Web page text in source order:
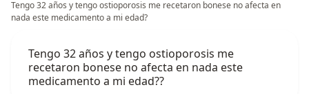
Tengo 32 años y tengo ostioporosis me recetaron bonese no afecta en
nada este medicamento a mi edad?
Tengo 32 años y tengo ostioporosis me
recetaron bonese no afecta en nada este
medicamento a mi edad??